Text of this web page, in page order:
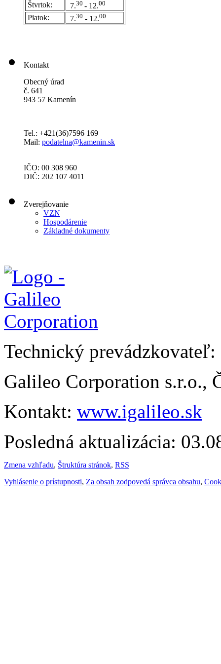
Štvrtok: 7.30 - 12.00
Piatok: 7.30 - 12.00
Kontakt
Obecný úrad
č. 641
943 57 Kamenín
Tel.: +421(36)7596 169
Mail: podatelna@kamenin.sk
IČO: 00 308 960
DIČ: 202 107 4011
Zverejňovanie
VZN
Hospodárenie
Základné dokumenty
Technický prevádzkovateľ:
Galileo Corporation s.r.o.,
Kontakt: www.igalileo.sk
Posledná aktualizácia:
Zmena vzhľadu, Štruktúra stránok, RSS
Vyhlásenie o prístupnosti, Za obsah zodpovedá správca obsahu,